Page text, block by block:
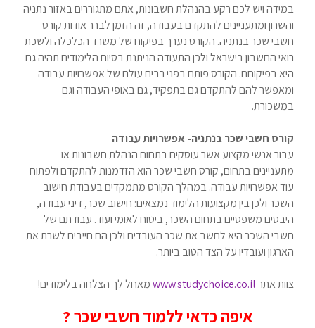
במידה ויש לכם רקע בהנהלת חשבונות, אתם מתגוררים באזור נתניה
והשרון ומתעניינים להתקדם בעבודה, זה הזמן לברר אודות קורס
חשבי שכר בנתניה. הקורס נערך בפיקוח של משרד הכלכלה ולשכת
רואי החשבון בישראל ולכן התעודה הניתנת בסיום הלימודים תהיה גם
היא בפיקוחם. הקורס פותח בפני רבים עולם של אפשרויות עבודה
ומאפשר להם להתקדם גם בתפקיד, גם באופי העבודה וגם
במשכורת.
קורס חשבי שכר בנתניה- אפשרויות עבודה
עבור אנשי מקצוע אשר עוסקים בתחום הנהלת חשבונות או
מתעניינים בתחום, קורס חשבי שכר הוא הזדמנות להתקדם ולפתוח
עוד אפשרויות עבודה. במהלך הקורס מתמקדים בעבודת חישוב
השכר ולכן בין מקצועות הלימוד נמצאים: חישוב שכר, דיני עבודה,
היבטים משפטיים בתחום השכר, ביטוח לאומי ועוד. עבודתם של
חשבי השכר היא לחשב את שכר העובדים ולכן הם חייבים לשרת את
הארגון ועובדיו על הצד הטוב ביותר.
צוות אתרwww.studychoice.co.ilמאחל לך הצלחה בלימודים!
איפה כדאי ללמוד חשבי שכר ?